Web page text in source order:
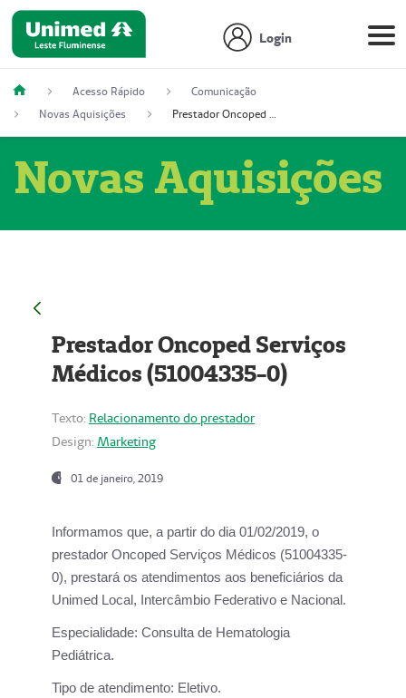
Login
Acesso Rápido
Comunicação
Novas Aquisições
Prestador Oncoped Serviços Médicos (51004335-0)
Novas Aquisições
Prestador Oncoped Serviços
Médicos (51004335-0)
Texto: Relacionamento do prestador
Design: Marketing
01 de janeiro, 2019
Informamos que, a partir do dia 01/02/2019, o
prestador Oncoped Serviços Médicos (51004335-
0), prestará os atendimentos aos beneficiários da
Unimed Local, Intercâmbio Federativo e Nacional.
Especialidade: Consulta de Hematologia
Pediátrica.
Tipo de atendimento: Eletivo.